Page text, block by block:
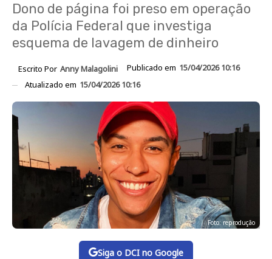
Dono de página foi preso em operação
da Polícia Federal que investiga
esquema de lavagem de dinheiro
Escrito Por Anny Malagolini Publicado em 15/04/2026 10:16
Atualizado em 15/04/2026 10:16
Foto: reprodução
Siga o DCI no Google